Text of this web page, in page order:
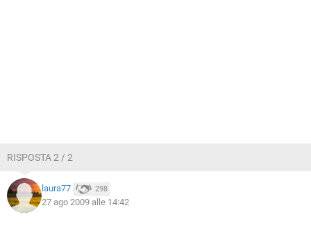
RISPOSTA 2 / 2
laura77 298
27 ago 2009 alle 14:42